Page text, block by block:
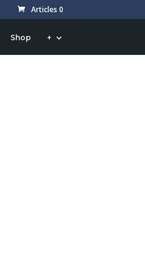
Articles 0
Shop +